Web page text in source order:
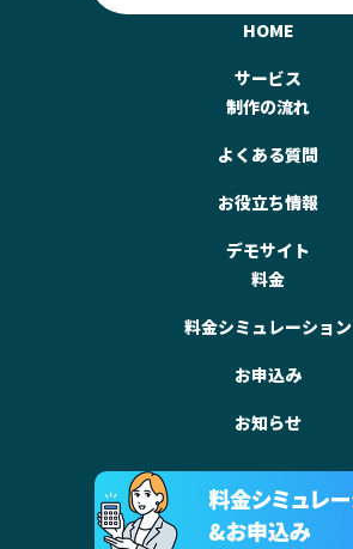
HOME
サービス
制作の流れ
よくある質問
お役立ち情報
デモサイト
料金
料金シミュレーション
お申込み
お知らせ